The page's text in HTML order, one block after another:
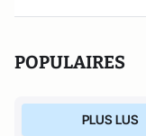
POPULAIRES
PLUS LUS